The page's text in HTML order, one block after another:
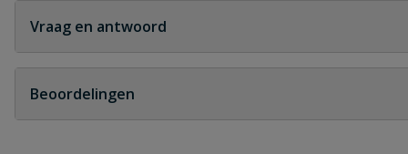
Vraag en antwoord
Geen vragen
Beoordelingen